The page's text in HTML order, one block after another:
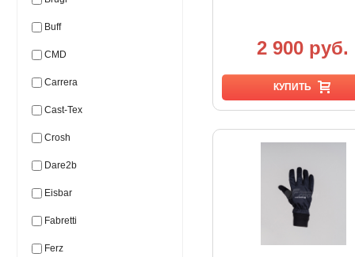
Buff
CMD
Carrera
Cast-Tex
Crosh
Dare2b
Eisbar
Fabretti
Ferz
2 900 руб.
КУПИТЬ